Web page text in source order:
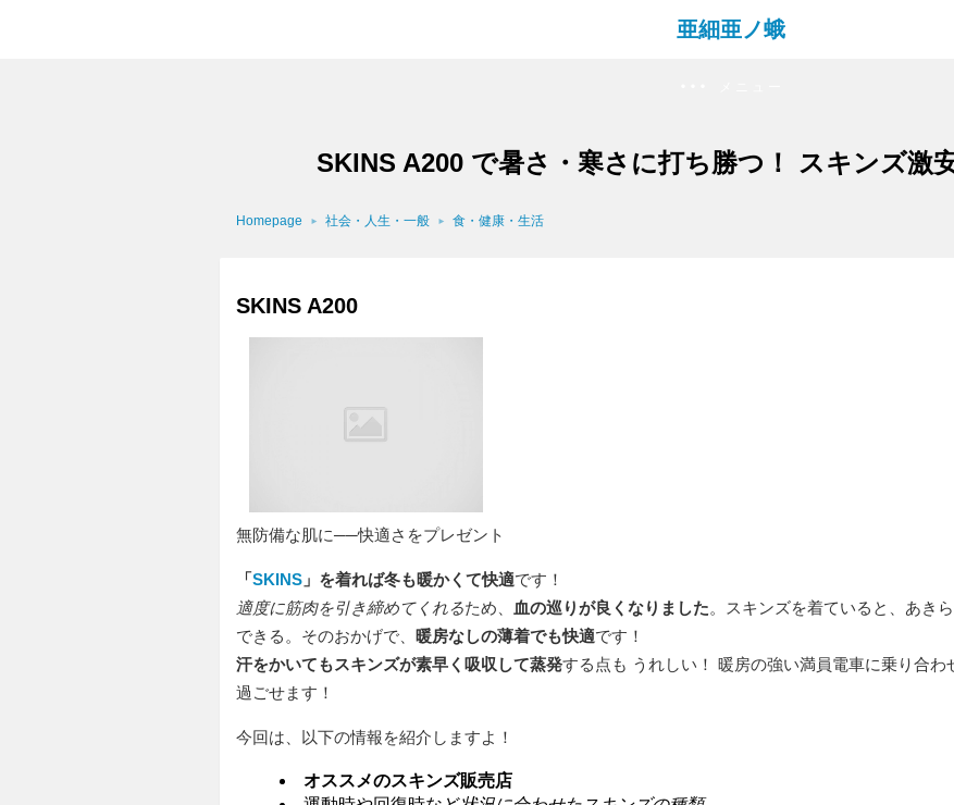
亜細亜ノ蛾
SKINS A200 で暑さ・寒さに打ち勝つ！ スキンズ激
Homepage 社会・人生・一般 食・健康・生活
SKINS A200
無防備な肌に──快適さをプレゼント
「SKINS」を着れば冬も暖かくて快適です！
適度に筋肉を引き締めてくれるため、 血の巡りが良くなりました。スキンズを着ていると、あき
できる。そのおかげで、 暖房なしの薄着でも快適です！
汗をかいてもスキンズが素早く吸収して蒸発する点も うれしい！ 暖房の強い満員電車に乗り合
過ごせます！
今回は、以下の情報を紹介しますよ！
オススメのスキンズ販売店